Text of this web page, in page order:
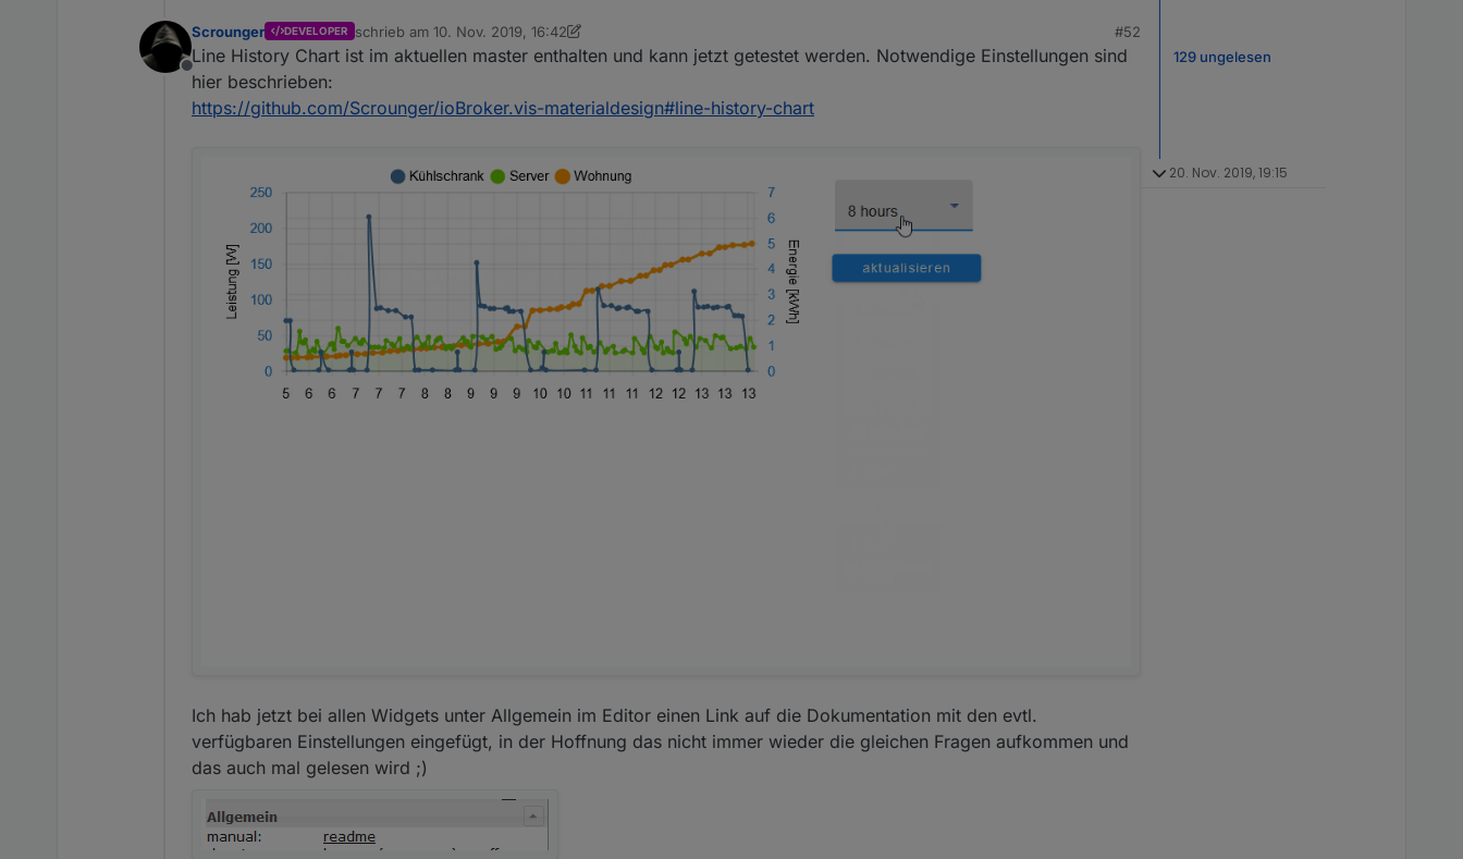
Offline
Scrounger DEVELOPER schrieb am 10. Nov. 2019, 16:42
zuletzt editiert von Scrounger11. Okt. 2019, 17:45
#52
Line History Chart ist im aktuellen master enthalten und kann jetzt getestet werden. Notwendige Einstellungen sind
hier beschrieben:
https://github.com/Scrounger/ioBroker.vis-materialdesign#line-history-chart
Ich hab jetzt bei allen Widgets unter Allgemein im Editor einen Link auf die Dokumentation mit den evtl.
verfügbaren Einstellungen eingefügt, in der Hoffnung das nicht immer wieder die gleichen Fragen aufkommen und
das auch mal gelesen wird ;)
129 ungelesen
20. Nov. 2019, 19:15